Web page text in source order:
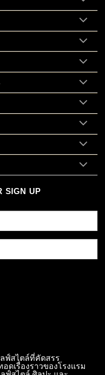
SIGN UP
ฟ์สไตล์ที่คัดสรร
ดเรื่องราวของโรงแรม